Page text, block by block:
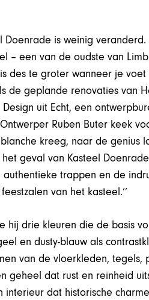
Doenrade is weinig
– een van de oudste van
des te groter wanneer je
de geplande renovaties van
uit Echt, een
Ruben Buter keek
kreeg, naar de genius
geval van Kasteel
trappen en de
van het kasteel.’’
hij drie kleuren die de basis
en dusty-blauw als
van de vloerkleden, tegels,
geheel dat rust en reinheid
interieur dat historische